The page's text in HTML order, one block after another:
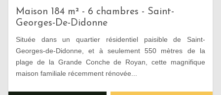
Maison 184 m² - 6 chambres - Saint-
Georges-De-Didonne
Située dans un quartier résidentiel paisible de Saint-
Georges-de-Didonne, et à seulement 550 mètres de la
plage de la Grande Conche de Royan, cette magnifique
maison familiale récemment rénovée...